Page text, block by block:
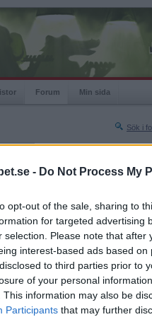
- Do Not Process My
opt-out of the sale, sharing to
for targeted advertising
selection. Please note that
interest-based ads based
to third parties prior to
of your personal
This information may also be
Participants that may further
Forum Min sida
Sök i
Nästa
2008-03-11